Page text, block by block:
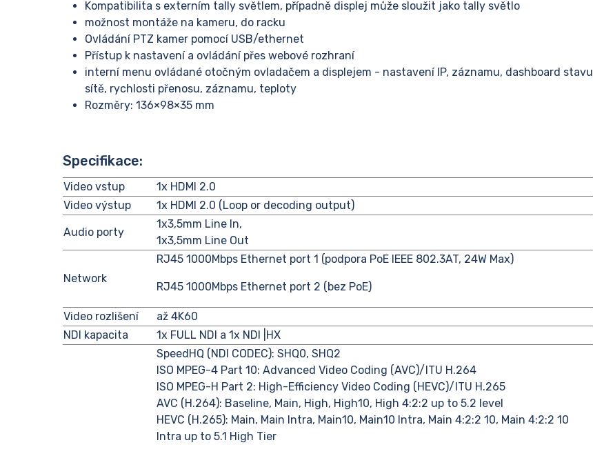
Kompatibilita s externím tally světlem, případně displej může sloužit jako tally světlo
možnost montáže na kameru, do racku
Ovládání PTZ kamer pomocí USB/ethernet
Přístup k nastavení a ovládání přes webové rozhraní
interní menu ovládané otočným ovladačem a displejem - nastavení IP, záznamu, dashboard stavu
sítě, rychlosti přenosu, záznamu, teploty
Rozměry: 136×98×35 mm
Specifikace:
Video vstup
1x HDMI 2.0
Video výstup
1x HDMI 2.0 (Loop or decoding output)
Audio porty
1x3,5mm Line In,
1x3,5mm Line Out
Network
RJ45 1000Mbps Ethernet port 1 (podpora PoE IEEE 802.3AT, 24W Max)
RJ45 1000Mbps Ethernet port 2 (bez PoE)
Video rozlišení
až 4K60
NDI kapacita
1x FULL NDI a 1x NDI |HX
SpeedHQ (NDI CODEC): SHQ0, SHQ2
ISO MPEG-4 Part 10: Advanced Video Coding (AVC)/ITU H.264
ISO MPEG-H Part 2: High-Efficiency Video Coding (HEVC)/ITU H.265
AVC (H.264): Baseline, Main, High, High10, High 4:2:2 up to 5.2 level
HEVC (H.265): Main, Main Intra, Main10, Main10 Intra, Main 4:2:2 10, Main 4:2:2 10
Intra up to 5.1 High Tier